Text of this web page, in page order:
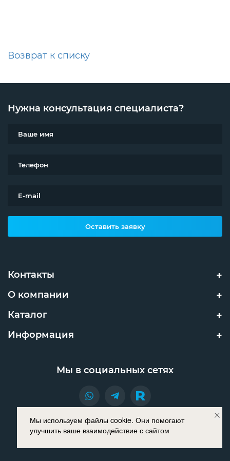
Возврат к списку
Нужна консультация специалиста?
Оставить заявку
Контакты
О компании
Каталог
Информация
Мы в социальных сетях
© INNOPROM 2021. Все права защищены.
Разработано в
Мы используем файлы cookie. Они помогают
улучшить ваше взаимодействие с сайтом